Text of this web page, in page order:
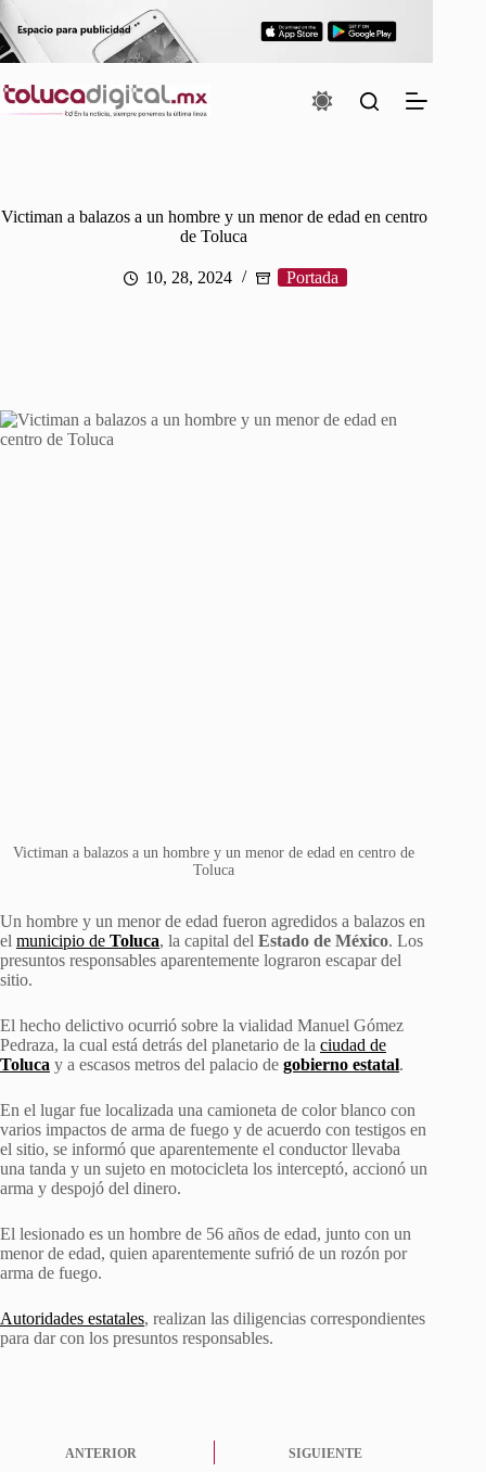
Saltar
al
contenido
Victiman a balazos a un hombre y un menor de edad en centro
de Toluca
10, 28, 2024 Portada
Victiman a balazos a un hombre y un menor de edad en centro de
Toluca
Un hombre y un menor de edad fueron agredidos a balazos en
el municipio de Toluca, la capital del Estado de México. Los
presuntos responsables aparentemente lograron escapar del
sitio.
El hecho delictivo ocurrió sobre la vialidad Manuel Gómez
Pedraza, la cual está detrás del planetario de la ciudad de
Toluca y a escasos metros del palacio de gobierno estatal.
En el lugar fue localizada una camioneta de color blanco con
varios impactos de arma de fuego y de acuerdo con testigos en
el sitio, se informó que aparentemente el conductor llevaba
una tanda y un sujeto en motocicleta los interceptó, accionó un
arma y despojó del dinero.
El lesionado es un hombre de 56 años de edad, junto con un
menor de edad, quien aparentemente sufrió de un rozón por
arma de fuego.
Autoridades estatales, realizan las diligencias correspondientes
para dar con los presuntos responsables.
ANTERIOR SIGUIENTE